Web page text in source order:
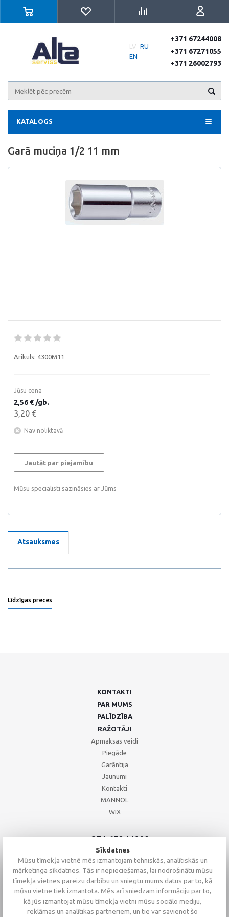
LV RU
EN
+371 67244008
+371 67271055
+371 26002793
KATALOGS
Garā muciņa 1/2 11 mm
Arikuls: 4300M11
Jūsu cena
2,56 € /gb.
3,20 €
Nav noliktavā
Jautāt par piejamību
Mūsu specialisti sazināsies ar Jūms
Atsauksmes
Līdzīgas preces
KONTAKTI
PAR MUMS
PALĪDZĪBA
RAŽOTĀJI
Apmaksas veidi
Piegāde
Garāntija
Jaunumi
Kontakti
MANNOL
WIX
+371 67244008
+371 67271055
+371 26002793
Sīkdatnes
Mūsu tīmekļa vietnē mēs izmantojam tehniskās, analītiskās un
mārketinga sīkdatnes. Tās ir nepieciešamas, lai nodrošinātu mūsu
tīmekļa vietnes pareizu darbību un sniegtu mums datus par to, kā
mūsu vietne tiek izmantota. Mēs arī sniedzam informāciju par to,
kā jūs izmantojat mūsu tīmekļa vietni mūsu sociālo mediju,
reklāmas un analītikas partneriem, un tie var savienot šo